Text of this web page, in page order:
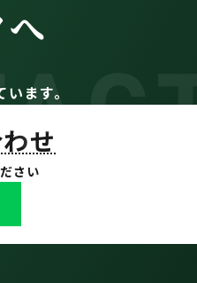
ます。
せ
さい